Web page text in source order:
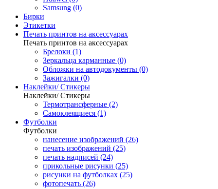
Samsung (0)
Бирки
Этикетки
Печать принтов на аксессуарах
Печать принтов на аксессуарах
Брелоки (1)
Зеркальца карманные (0)
Обложки на автодокументы (0)
Зажигалки (0)
Наклейки/ Стикеры
Наклейки/ Стикеры
Термотрансферные (2)
Самоклеящиеся (1)
Футболки
Футболки
нанесение изображений (26)
печать изображений (25)
печать надписей (24)
прикольные рисунки (25)
рисунки на футболках (25)
фотопечать (26)